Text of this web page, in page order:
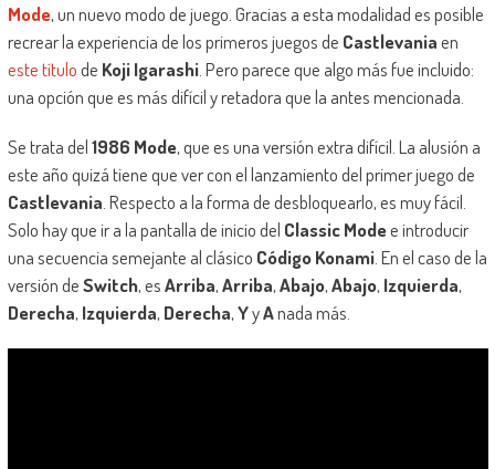
Mode, un nuevo modo de juego. Gracias a esta modalidad es posible
recrear la experiencia de los primeros juegos de Castlevaniaen
este títulode Koji Igarashi. Pero parece que algo más fue incluido:
una opción que es más difícil y retadora que la antes mencionada.
Se trata del1986 Mode, que es una versión extra difícil. La alusión a
este año quizá tiene que ver con el lanzamiento del primer juego de
Castlevania . Respecto a la forma de desbloquearlo, es muy fácil.
Solo hay que ir a la pantalla de inicio del Classic Modee introducir
una secuencia semejante al clásico Código Konami. En el caso de la
versión deSwitch, esArriba,Arriba,Abajo,Abajo, Izquierda,
Derecha, Izquierda, Derecha,YyAnada más.